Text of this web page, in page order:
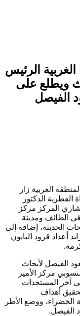
الرئيس
ويطلع على
الفيصل
الغربية زار
الفطرية الدكتور
المركز مركز
في الطائف ومدينة
الحديثة، إضافة إلى
أعداد قرود البابون
الفيصل لأبحاث
مركز الأمير
آخر المستجدات
أهداف
الخضراء، ووضع الأطر
الفيصل.